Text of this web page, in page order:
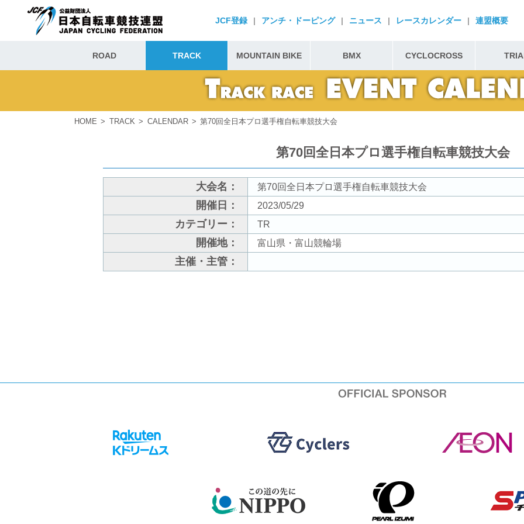
JCF登録 | アンチ・ドーピング | ニュース | レースカレンダー | 連盟概要
ROAD TRACK MOUNTAIN BIKE BMX CYCLOCROSS
HOME TRACK CALENDAR 第70回全日本プロ選手権自転車競技大会
第70回全日本プロ選手権自転車競技大会
大会名： 第70回全日本プロ選手権自転車競技大会
開催日： 2023/05/29
カテゴリー： TR
開催地： 富山県・富山競輪場
主催・主管：